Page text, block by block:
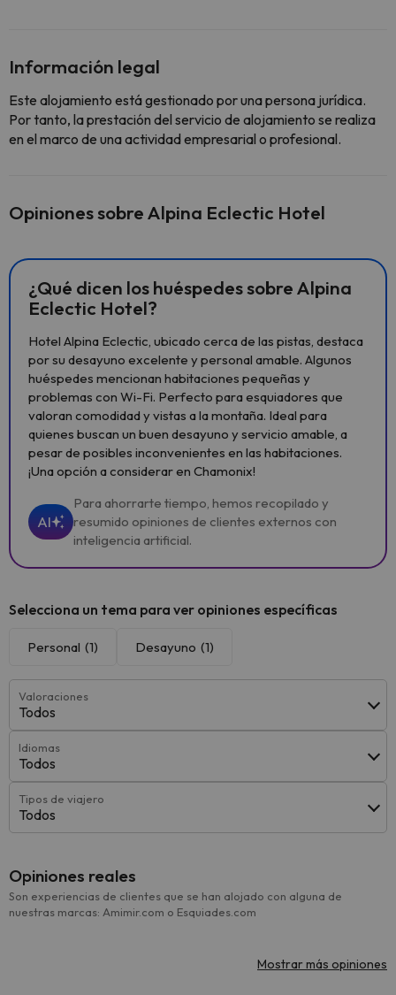
Información legal
Este alojamiento está gestionado por una persona jurídica.
Por tanto, la prestación del servicio de alojamiento se realiza
en el marco de una actividad empresarial o profesional.
Opiniones sobre Alpina Eclectic Hotel
¿Qué dicen los huéspedes sobre Alpina
Eclectic Hotel?
Hotel Alpina Eclectic, ubicado cerca de las pistas, destaca
por su desayuno excelente y personal amable. Algunos
huéspedes mencionan habitaciones pequeñas y
problemas con Wi-Fi. Perfecto para esquiadores que
valoran comodidad y vistas a la montaña. Ideal para
quienes buscan un buen desayuno y servicio amable, a
pesar de posibles inconvenientes en las habitaciones.
¡Una opción a considerar en Chamonix!
AI
Para ahorrarte tiempo, hemos recopilado y
resumido opiniones de clientes externos con
inteligencia artificial.
Selecciona un tema para ver opiniones específicas
Personal (1) Desayuno (1)
Valoraciones
Todos
Idiomas
Todos
Tipos de viajero
Todos
Opiniones reales
Son experiencias de clientes que se han alojado con alguna de
nuestras marcas: Amimir.com o Esquiades.com
Mostrar más opiniones